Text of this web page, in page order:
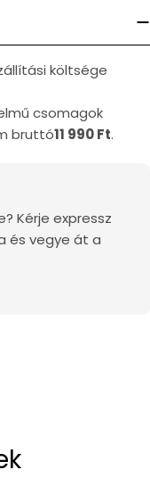
költsége
csomagok
bruttó11 990 Ft.
Kérje expressz
és vegye át a